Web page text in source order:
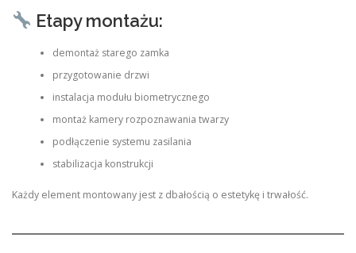
Etapy montażu:
demontaż starego zamka
przygotowanie drzwi
instalacja modułu biometrycznego
montaż kamery rozpoznawania twarzy
podłączenie systemu zasilania
stabilizacja konstrukcji
Każdy element montowany jest z dbałością o estetykę i trwałość.